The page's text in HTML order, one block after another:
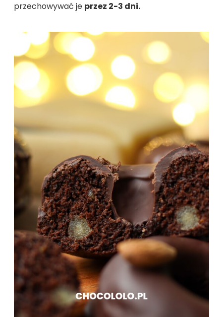
przechowywać je przez 2-3 dni.